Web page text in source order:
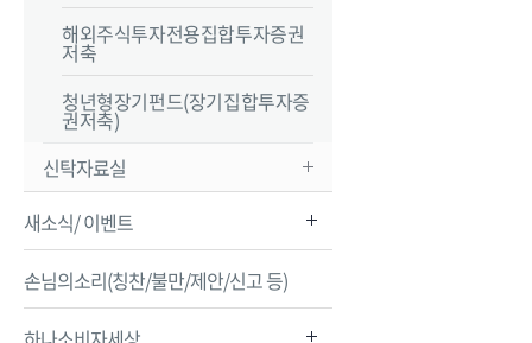
해외주식투자전용집합투자증권
저축
청년형장기펀드(장기집합투자증
권저축)
신탁자료실
새소식/ 이벤트
손님의소리(칭찬/불만/제안/신고 등)